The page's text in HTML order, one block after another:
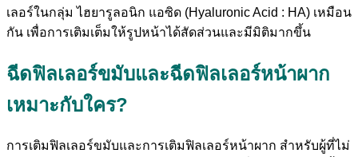
เลอร์ในกลุ่ม ไฮยารูลอนิก แอซิด (Hyaluronic Acid : HA) เหมือน
กัน เพื่อการเติมเต็มให้รูปหน้าได้สัดส่วนและมีมิติมากขึ้น
ฉีดฟิลเลอร์ขมับและฉีดฟิลเลอร์หน้าผาก
เหมาะกับใคร?
การเติมฟิลเลอร์ขมับและการเติมฟิลเลอร์หน้าผาก สำหรับผู้ที่ไม่